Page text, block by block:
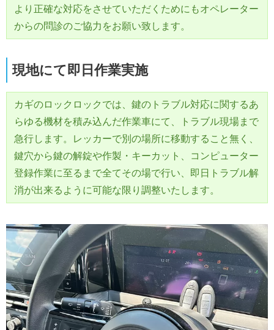
より正確な対応をさせていただくためにもオペレーター
からの問診のご協力をお願い致します。
現地にて即日作業実施
カギのロックロックでは、鍵のトラブル対応に関するあ
らゆる機材を積み込んだ作業車にて、トラブル現場まで
急行します。レッカーで別の場所に移動すること無く、
鍵穴から鍵の解錠や作製・キーカット、コンピューター
登録作業に至るまで全てその場で行い、即日トラブル解
消が出来るように可能な限り調整いたします。